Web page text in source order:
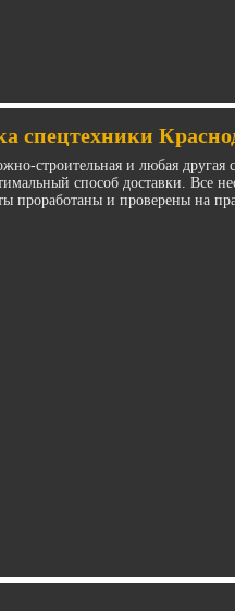
спецтехники
строительная и любая
способ доставки. Все
проработаны и проверены на